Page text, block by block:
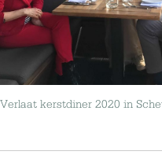
Verlaat kerstdiner 2020 in